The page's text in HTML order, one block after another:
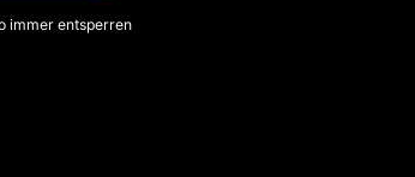
immer entsperren